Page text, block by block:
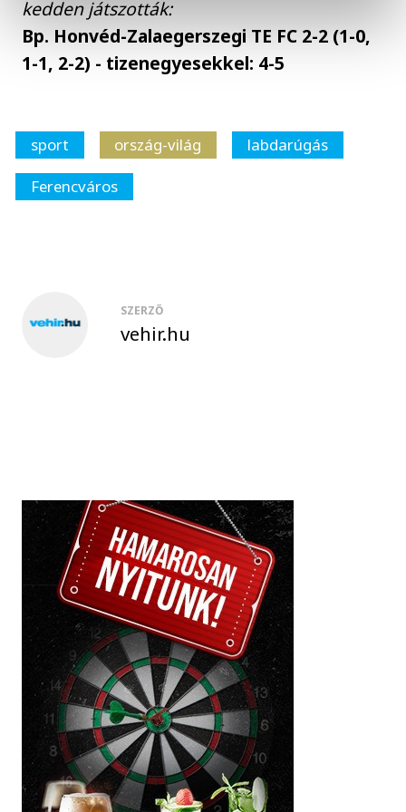
kedden játszották:
Bp. Honvéd-Zalaegerszegi TE FC 2-2 (1-0,
1-1, 2-2) - tizenegyesekkel: 4-5
sport ország-világ
labdarúgás
Ferencváros
SZERZŐ
vehir.hu